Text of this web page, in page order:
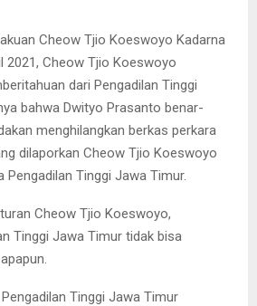
Cheow Tjio Koeswoyo Kadarna
2021, Cheow Tjio Koeswoyo
dari Pengadilan Tinggi
bahwa Dwityo Prasanto benar-
menghilangkan berkas perkara
dilaporkan Cheow Tjio Koeswoyo
Pengadilan Tinggi Jawa Timur.
Cheow Tjio Koeswoyo,
Tinggi Jawa Timur tidak bisa
Tinggi Jawa Timur